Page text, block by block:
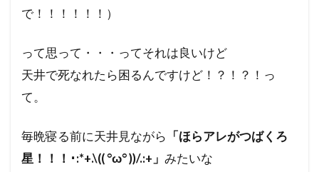
で！！！！！！）
って思って・・・ってそれは良いけど
天井で死なれたら困るんですけど！？！？！っ
て。
毎晩寝る前に天井見ながら 「ほらアレがつばくろ
星！！！･:*+.\(( °ω° ))/.:+」 みたいな